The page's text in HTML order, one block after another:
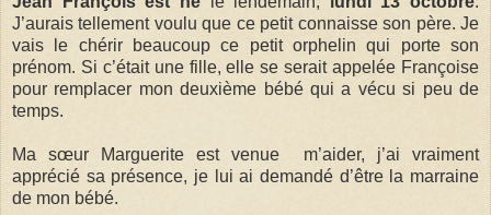
J’aurais tellement voulu que ce petit connaisse son père. Je
vais le chérir beaucoup ce petit orphelin qui porte son
prénom. Si c’était une fille, elle se serait appelée Françoise
pour remplacer mon deuxième bébé qui a vécu si peu de
temps.
Ma sœur Marguerite est venue m’aider, j’ai vraiment
apprécié sa présence, je lui ai demandé d’être la marraine
de mon bébé.